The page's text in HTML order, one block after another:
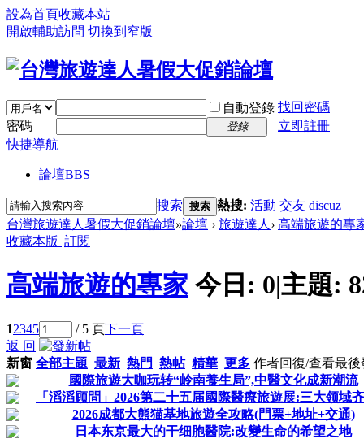
設為首頁收藏本站
開啟輔助訪問 切換到窄版
自動登錄 找回密碼
密碼
登錄
立即註冊
快捷導航
論壇BBS
搜索 搜索 熱搜: 活動 交友 discuz
台灣旅遊達人暑假大促銷論壇»論壇 › 旅遊達人 › 高端旅遊的專
收藏本版 |訂閱
高端旅遊的專家 今日: 0|主題:
12345 / 5 頁下一頁
返 回
新窗 全部主題 最新 熱門 熱帖 精華 更多 作者回復/查看最後
國際旅遊大咖玩转“岭南養生局”,中醫文化成新潮流
「滔滔顾問」2026第二十五届國際醫療旅遊展:三大领域
2026成都大熊猫基地旅遊全攻略(門票+地址+交通)
日本东京最大的干细胞醫院:改變生命的希望之地